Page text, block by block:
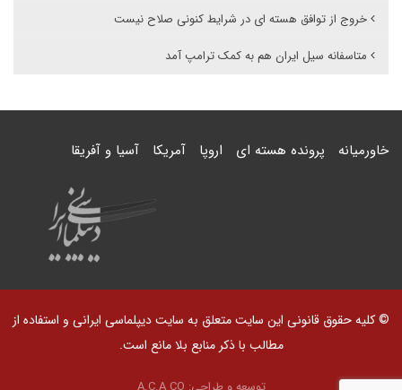
خروج از توافق هسته ای در شرایط کنونی صلاح نیست
متاسفانه سیل ایران هم به کمک ترامپ آمد
خاورمیانه پرونده هسته ای اروپا آمریکا آسیا و آفریقا
© کلیه حقوق قانونی این سایت متعلق به سایت دیپلماسی ایرانی و استفاده از
مطالب با ذکر منابع بلا مانع است.